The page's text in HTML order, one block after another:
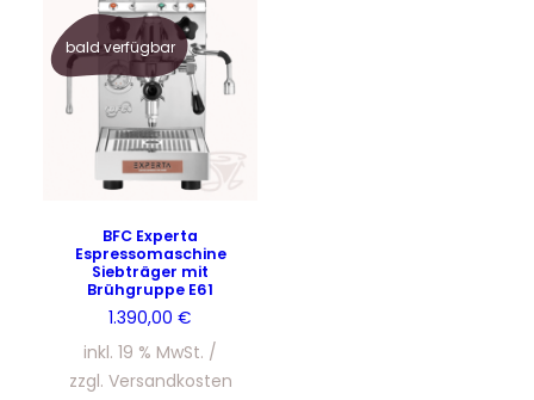
bald verfügbar
BFC Experta
Espressomaschine
Siebträger mit
Brühgruppe E61
1.390,00€
inkl. 19 % MwSt.
zzgl. Versandkosten